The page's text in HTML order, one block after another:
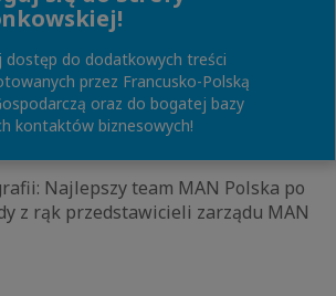
grupy osób
wysokim poziomie, który spełni
jednak, żeby na początku
i być im wiernym do końca oraz by
życzliwości i wzajemnego zaufania.
że nam się to udało”.
Najlepszy team MAN Polska po
z rąk przedstawicieli zarządu MAN
dostęp do dodatkowych treści
przez Francusko-Polską
oraz do bogatej bazy
kontaktów biznesowych!